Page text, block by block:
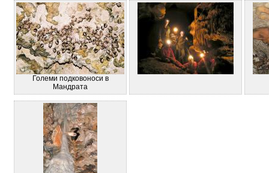
Големи подковоноси в
Мандрата